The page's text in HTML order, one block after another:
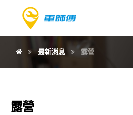
最新消息 露營
露營